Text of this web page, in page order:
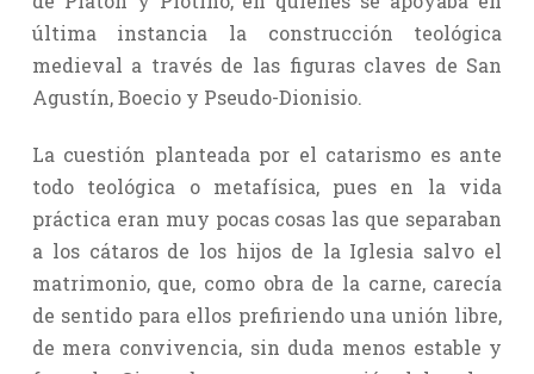
última instancia la construcción teológica
medieval a través de las figuras claves de San
Agustín, Boecio y Pseudo-Dionisio.
La cuestión planteada por el catarismo es ante
todo teológica o metafísica, pues en la vida
práctica eran muy pocas cosas las que separaban
a los cátaros de los hijos de la Iglesia salvo el
matrimonio, que, como obra de la carne, carecía
de sentido para ellos prefiriendo una unión libre,
de mera convivencia, sin duda menos estable y